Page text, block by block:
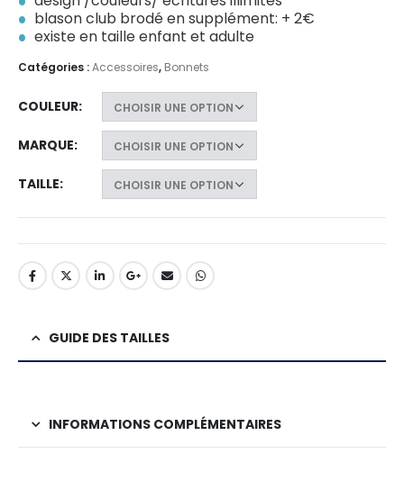
blason club brodé en supplément: + 2€
existe en taille enfant et adulte
Catégories :Accessoires, Bonnets
COULEUR
MARQUE
TAILLE
GUIDE DES TAILLES
INFORMATIONS COMPLÉMENTAIRES